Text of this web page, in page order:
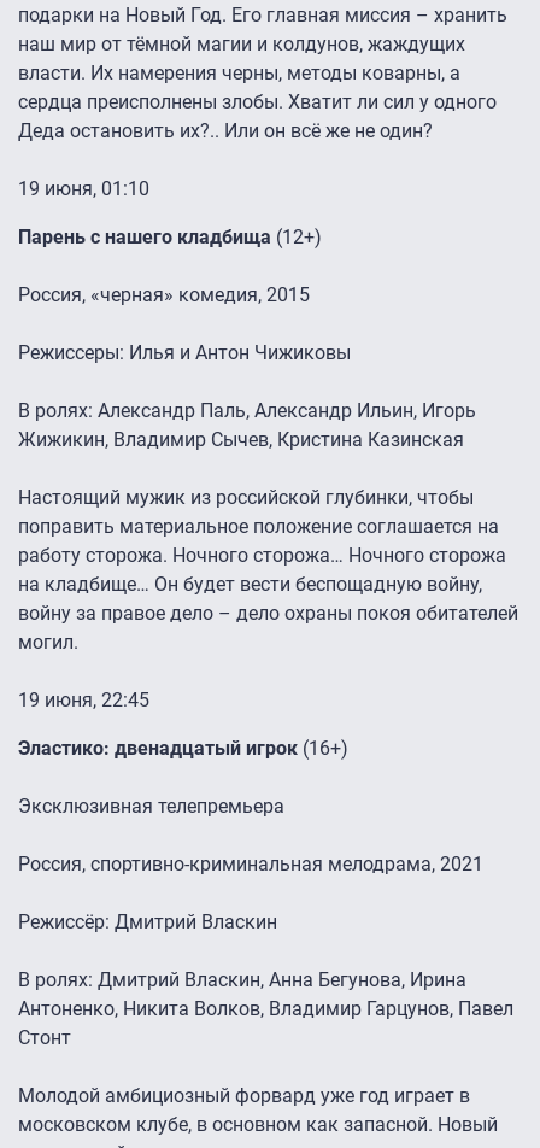
подарки на Новый Год. Его главная миссия – хранить
наш мир от тёмной магии и колдунов, жаждущих
власти. Их намерения черны, методы коварны, а
сердца преисполнены злобы. Хватит ли сил у одного
Деда остановить их?.. Или он всё же не один?
19 июня, 01:10
Парень с нашего кладбища (12+)
Россия, «черная» комедия, 2015
Режиссеры: Илья и Антон Чижиковы
В ролях: Александр Паль, Александр Ильин, Игорь
Жижикин, Владимир Сычев, Кристина Казинская
Настоящий мужик из российской глубинки, чтобы
поправить материальное положение соглашается на
работу сторожа. Ночного сторожа… Ночного сторожа
на кладбище… Он будет вести беспощадную войну,
войну за правое дело – дело охраны покоя обитателей
могил.
19 июня, 22:45
Эластико: двенадцатый игрок (16+)
Эксклюзивная телепремьера
Россия, спортивно-криминальная мелодрама, 2021
Режиссёр: Дмитрий Власкин
В ролях: Дмитрий Власкин, Анна Бегунова, Ирина
Антоненко, Никита Волков, Владимир Гарцунов, Павел
Стонт
Молодой амбициозный форвард уже год играет в
московском клубе, в основном как запасной. Новый